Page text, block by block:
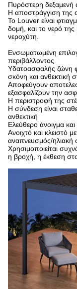
Πυρόστερη δεξαμενή
Η αποστράγγιση της
Το Louver είναι
δομή, και το νερό της
νεροχύτη.
Ενσωματωμένη
περιβάλλοντος
Υδατοασφαλής ζώνη
σκόνη και ανθεκτική
Αποφεύγουν
εξασφαλίζουν την
Η περιστροφή της
Η σύνδεση είναι
ανθεκτική
Ελεύθερο άνοιγμα
Ανοιχτό και κλειστό
αναπνευσμός/ηλιακή
Χρησιμοποιείται
η βροχή, η έκθεση